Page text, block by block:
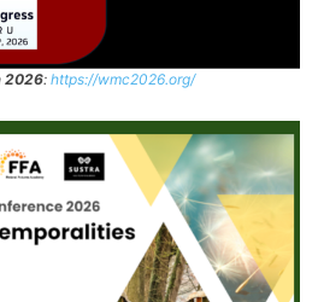
2026: https://wmc2026.org/